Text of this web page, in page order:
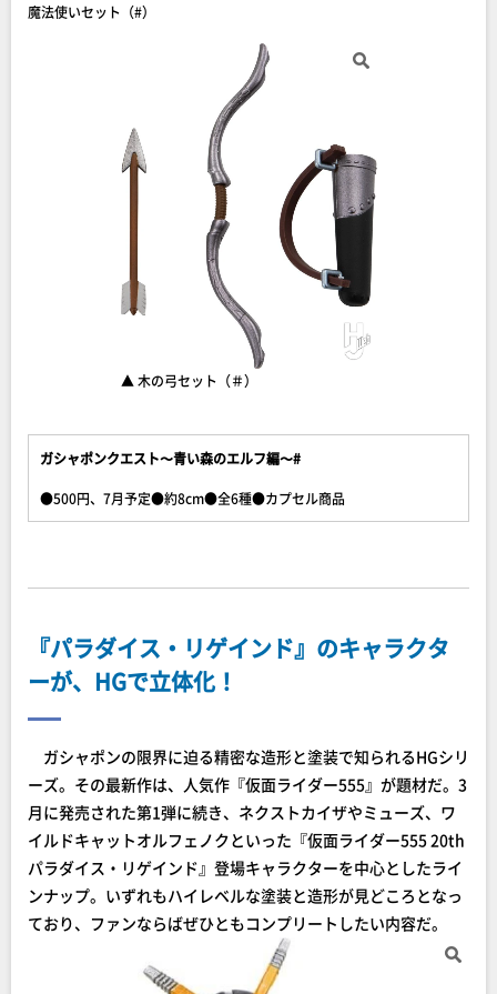
魔法使いセット（#）
▲ 木の弓セット（＃）
ガシャポンクエスト〜青い森のエルフ編〜#
●500円、7月予定●約8cm●全6種●カプセル商品
『パラダイス・リゲインド』のキャラクタ
ーが、HGで立体化！
ガシャポンの限界に迫る精密な造形と塗装で知られるHGシリ
ーズ。その最新作は、人気作『仮面ライダー555』が題材だ。3
月に発売された第1弾に続き、ネクストカイザやミューズ、ワ
イルドキャットオルフェノクといった『仮面ライダー555 20th
パラダイス・リゲインド』登場キャラクターを中心としたライ
ンナップ。いずれもハイレベルな塗装と造形が見どころとなっ
ており、ファンならばぜひともコンプリートしたい内容だ。